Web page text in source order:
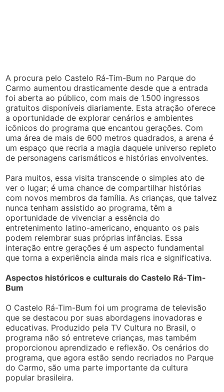
A procura pelo Castelo Rá-Tim-Bum no Parque do
Carmo aumentou drasticamente desde que a entrada
foi aberta ao público, com mais de 1.500 ingressos
gratuitos disponíveis diariamente. Esta atração oferece
a oportunidade de explorar cenários e ambientes
icônicos do programa que encantou gerações. Com
uma área de mais de 600 metros quadrados, a arena é
um espaço que recria a magia daquele universo repleto
de personagens carismáticos e histórias envolventes.
Para muitos, essa visita transcende o simples ato de
ver o lugar; é uma chance de compartilhar histórias
com novos membros da família. As crianças, que talvez
nunca tenham assistido ao programa, têm a
oportunidade de vivenciar a essência do
entretenimento latino-americano, enquanto os pais
podem relembrar suas próprias infâncias. Essa
interação entre gerações é um aspecto fundamental
que torna a experiência ainda mais rica e significativa.
Aspectos históricos e culturais do Castelo Rá-Tim-
Bum
O Castelo Rá-Tim-Bum foi um programa de televisão
que se destacou por suas abordagens inovadoras e
educativas. Produzido pela TV Cultura no Brasil, o
programa não só entreteve crianças, mas também
proporcionou aprendizado e reflexão. Os cenários do
programa, que agora estão sendo recriados no Parque
do Carmo, são uma parte importante da cultura
popular brasileira.